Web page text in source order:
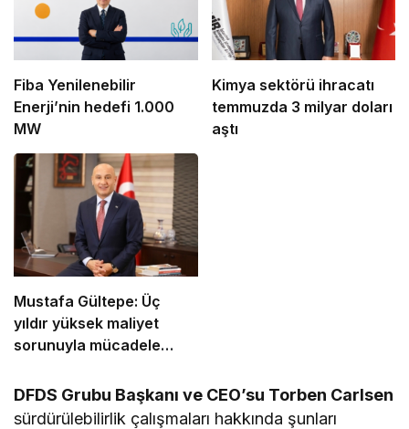
Fiba Yenilenebilir
Enerji’nin hedefi 1.000
MW
Kimya sektörü ihracatı
temmuzda 3 milyar doları
aştı
Mustafa Gültepe: Üç
yıldır yüksek maliyet
sorunuyla mücadele
DFDS Grubu Başkanı ve CEO’su Torben Carlsen
sürdürülebilirlik çalışmaları hakkında şunları